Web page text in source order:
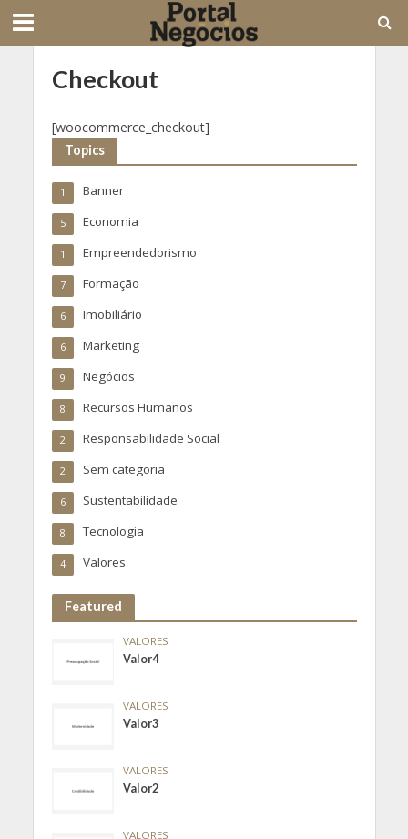
Checkout
[woocommerce_checkout]
Topics
Banner
1
Economia
5
Empreendedorismo
1
Formação
7
Imobiliário
6
Marketing
6
Negócios
9
Recursos Humanos
8
Responsabilidade Social
2
Sem categoria
2
Sustentabilidade
6
Tecnologia
8
Valores
4
Featured
VALORES
Valor4
VALORES
Valor3
VALORES
Valor2
VALORES